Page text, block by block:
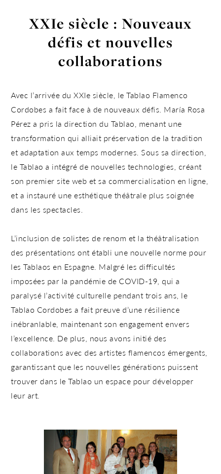
XXIe siècle : Nouveaux
défis et nouvelles
collaborations
Avec l’arrivée du XXIe siècle, le Tablao Flamenco
Cordobes a fait face à de nouveaux défis. María Rosa
Pérez a pris la direction du Tablao, menant une
transformation qui alliait préservation de la tradition
et adaptation aux temps modernes. Sous sa direction,
le Tablao a intégré de nouvelles technologies, créant
son premier site web et sa commercialisation en ligne,
et a instauré une esthétique théâtrale plus soignée
dans les spectacles.
L’inclusion de solistes de renom et la théâtralisation
des présentations ont établi une nouvelle norme pour
lesTablaos en Espagne. Malgré les difficultés
imposées par la pandémie de COVID-19, qui a
paralysé l’activité culturelle pendant trois ans, le
Tablao Cordobes a fait preuve d’une résilience
inébranlable, maintenant son engagement envers
l’excellence. De plus, nous avons initié des
collaborations avec des artistes flamencos émergents,
garantissant que les nouvelles générations puissent
trouver dans le Tablao un espace pour développer
leur art.